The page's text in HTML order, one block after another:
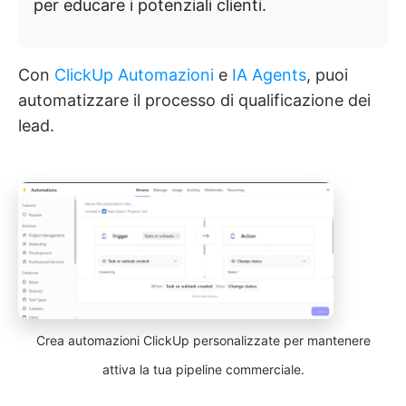
per educare i potenziali clienti.
Con ClickUp Automazioni e IA Agents, puoi
automatizzare il processo di qualificazione dei
lead.
Crea automazioni ClickUp personalizzate per mantenere
attiva la tua pipeline commerciale.